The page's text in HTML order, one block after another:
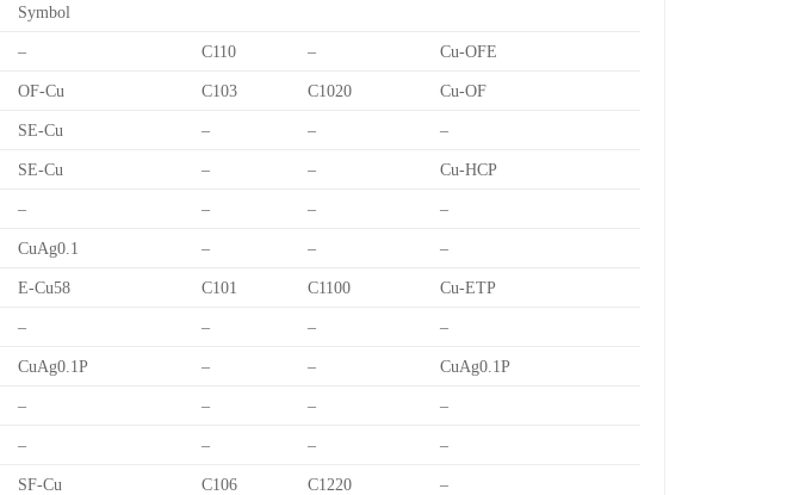
Symbol
– C110 – Cu-OFE
OF-Cu C103 C1020 Cu-OF
SE-Cu – – –
SE-Cu – – Cu-HCP
– – – –
CuAg0.1 – – –
E-Cu58 C101 C1100 Cu-ETP
– – – –
CuAg0.1P – – CuAg0.1P
– – – –
– – – –
SF-Cu C106 C1220 –